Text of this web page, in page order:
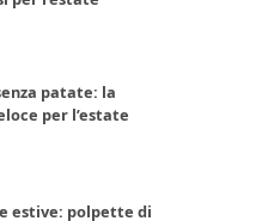
patate: la
per l’estate
estive: polpette di